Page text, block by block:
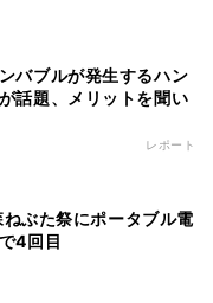
バブルが発生するハン
話題、メリットを聞い
レポート
ぶた祭にポータブル電
4回目